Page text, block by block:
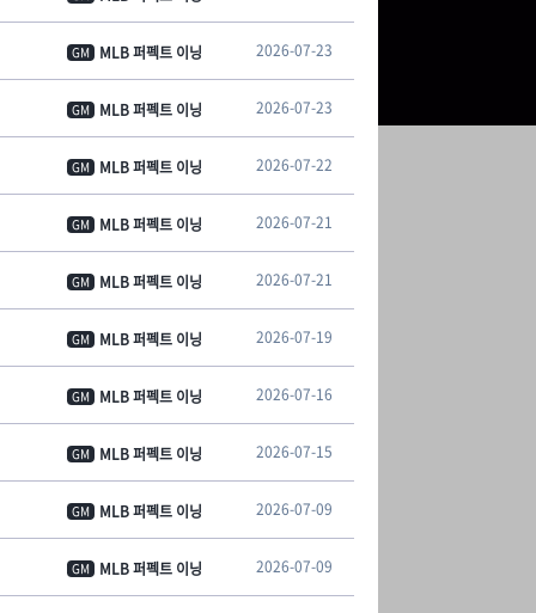
GM MLB 퍼펙트 이닝 2026-07-23
GM MLB 퍼펙트 이닝 2026-07-23
GM MLB 퍼펙트 이닝 2026-07-22
GM MLB 퍼펙트 이닝 2026-07-21
GM MLB 퍼펙트 이닝 2026-07-21
GM MLB 퍼펙트 이닝 2026-07-19
GM MLB 퍼펙트 이닝 2026-07-16
GM MLB 퍼펙트 이닝 2026-07-15
GM MLB 퍼펙트 이닝 2026-07-09
GM MLB 퍼펙트 이닝 2026-07-09